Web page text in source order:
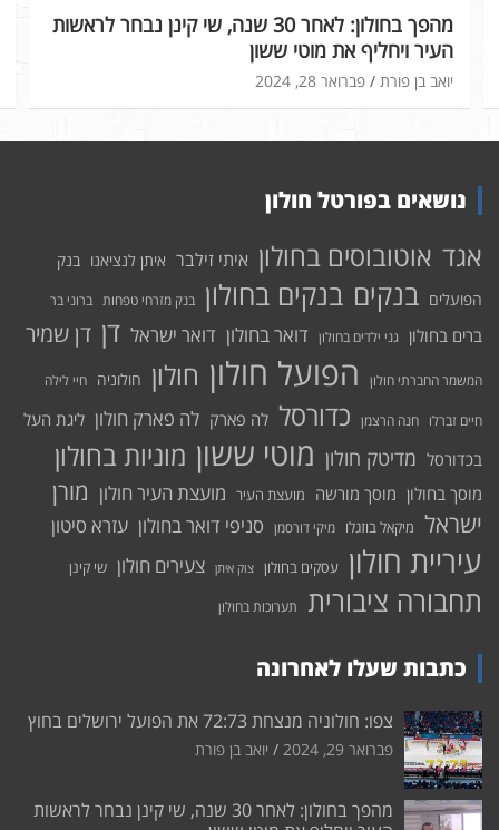
מהפך בחולון: לאחר 30 שנה, שי קינן נבחר לראשות
העיר ויחליף את מוטי ששון
פברואר 28, 2024 יואב בן פורת
נושאים בפורטל חולון
אגד אוטובוסים בחולון איתי זילבר איתן לנציאנו בנק
הפועלים בנקים בנקים בחולון בנק מזרחי טפחות ברוני בר
ברים בחולון גני ילדים בחולון דואר בחולון דואר ישראל דן דן שמיר
המשמר החברתי חולון הפועל חולון חולון חולוניה חיי לילה
חיים זברלו חנה הרצמן כדורסל לה פארק לה פארק חולון ליגת העל
בכדורסל מדיטק חולון מוטי ששון מוניות בחולון
מוסך בחולון מוסך מורשה מועצת העיר מועצת העיר חולון מורן
ישראל מיקאל בוזגלו מיקי דורסמן סניפי דואר בחולון עזרא סיטון
עיריית חולון עסקים בחולון צוק איתן צעירים חולון שי קינן
תחבורה ציבורית תערוכות בחולון
כתבות שעלו לאחרונה
צפו: חולוניה מנצחת 72:73 את הפועל ירושלים בחוץ
פברואר 29, 2024 יואב בן פורת
מהפך בחולון: לאחר 30 שנה, שי קינן נבחר לראשות